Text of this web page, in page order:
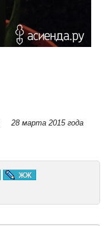
28 марта 2015 года